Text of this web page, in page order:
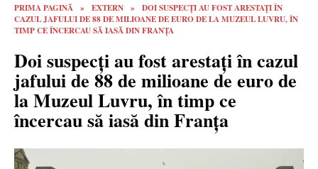
PRIMA PAGINĂ » EXTERN »
DOI SUSPECȚI AU FOST ARESTAȚI ÎN
CAZUL JAFULUI DE 88 DE MILIOANE DE EURO DE LA MUZEUL LUVRU, ÎN
TIMP CE ÎNCERCAU SĂ IASĂ DIN FRANȚA
Doi suspecți au fost arestați în cazul
jafului de 88 de milioane de euro de
la Muzeul Luvru, în timp ce
încercau să iasă din Franța